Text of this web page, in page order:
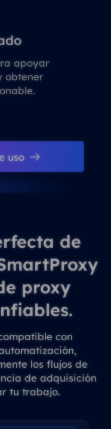
apoyar
obtener
uso
de
proxy
con
los flujos de
de adquisición
tu trabajo.